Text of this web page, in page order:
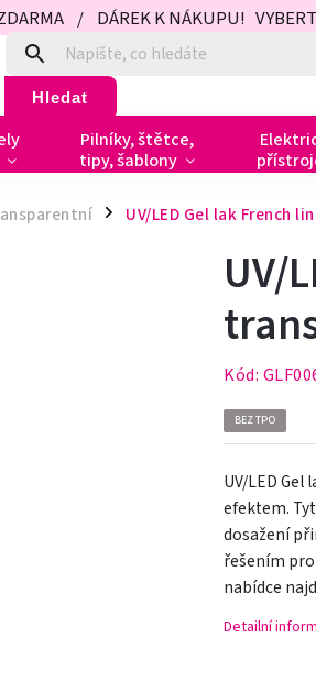
/ DÁREK K NÁKUPU!
Hledat
Pilníky, štětce,
tipy, šablony
/ UV/LED Gel lak French
UV/
Kód:
BEZ TPO
UV/LED Gel
efektem.
dosažení
řešením
nabídce
Detailní